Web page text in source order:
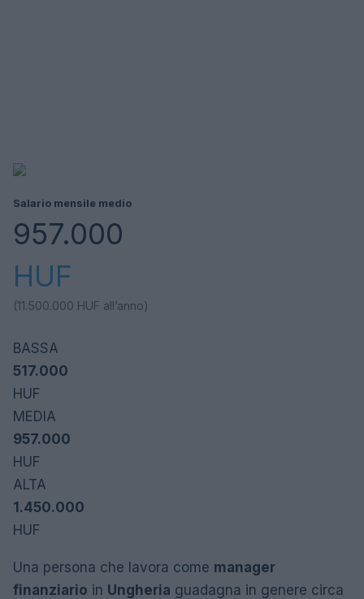
Salario mensile medio
957.000
HUF
(11.500.000 HUF all’anno)
BASSA
517.000
HUF
MEDIA
957.000
HUF
ALTA
1.450.000
HUF
Una persona che lavora come manager
finanziario in Ungheria guadagna in genere circa